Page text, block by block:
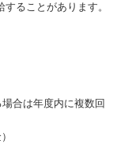
ることがあります。
合は年度内に複数回